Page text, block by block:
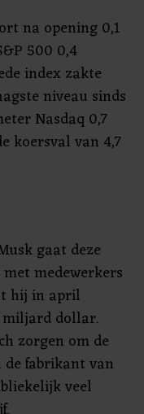
na opening 0,1
500 0,4
index zakte
niveau sinds
Nasdaq 0,7
koersval van 4,7
gaat deze
medewerkers
hij in april
miljard dollar.
zorgen om de
fabrikant van
veel